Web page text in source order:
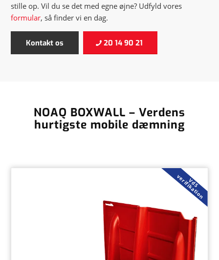
stille op. Vil du se det med egne øjne? Udfyld vores
formular, så finder vi en dag.
Kontakt os 20 14 90 21
NOAQ BOXWALL – Verdens
hurtigste mobile dæmning
V
d
S
v
e
r
i
f
i
k
a
t
i
o
n